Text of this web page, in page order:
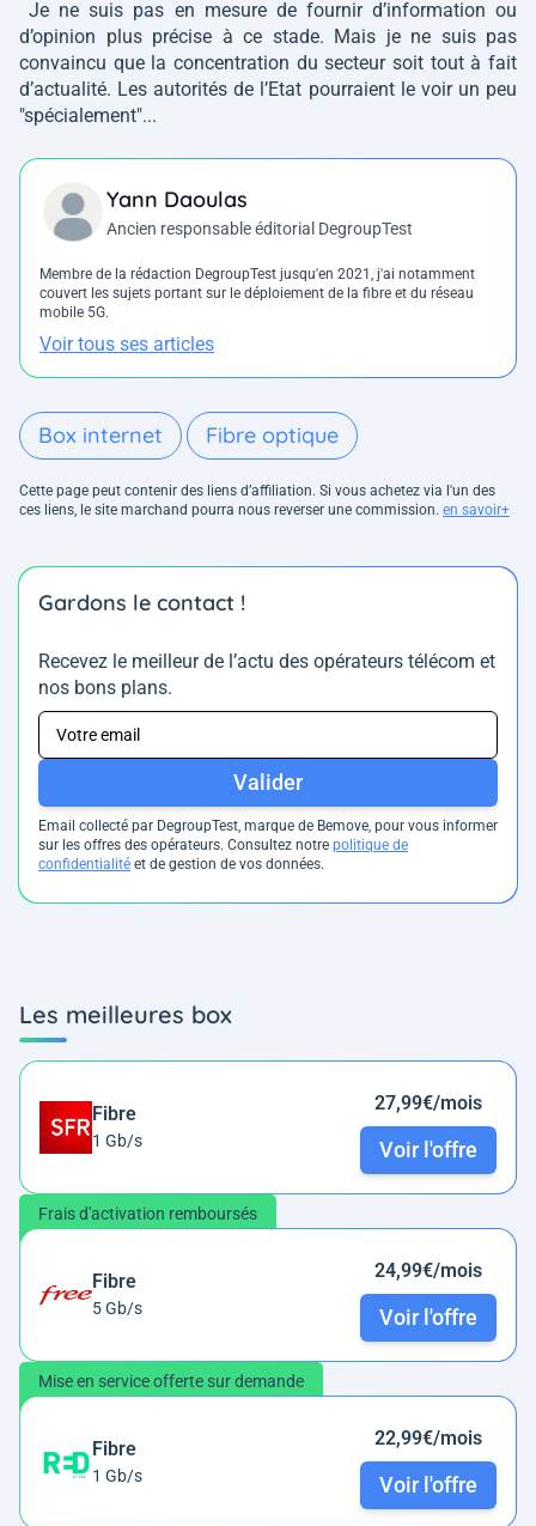
Je ne suis pas en mesure de fournir d’information ou
d’opinion plus précise à ce stade. Mais je ne suis pas
convaincu que la concentration du secteur soit tout à fait
d’actualité. Les autorités de l’Etat pourraient le voir un peu
"spécialement"...
Yann Daoulas
Ancien responsable éditorial DegroupTest
Membre de la rédaction DegroupTest jusqu'en 2021, j'ai notamment
couvert les sujets portant sur le déploiement de la fibre et du réseau
mobile 5G.
Voir tous ses articles
Box internet Fibre optique
Cette page peut contenir des liens d’affiliation. Si vous achetez via l'un des
ces liens, le site marchand pourra nous reverser une commission. en savoir+
Gardons le contact !
Recevez le meilleur de l’actu des opérateurs télécom et
nos bons plans.
Valider
Email collecté par DegroupTest, marque de Bemove, pour vous informer
sur les offres des opérateurs. Consultez notre politique de
confidentialité et de gestion de vos données.
Les meilleures box
Fibre
1 Gb/s
27,99€/mois
Voir l'offre
Frais d'activation remboursés
Fibre
5 Gb/s
24,99€/mois
Voir l'offre
Mise en service offerte sur demande
Fibre
1 Gb/s
22,99€/mois
Voir l'offre